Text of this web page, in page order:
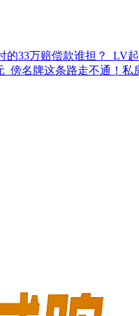
的33万赔偿款谁担？
LV
傍名牌这条路走不通！私